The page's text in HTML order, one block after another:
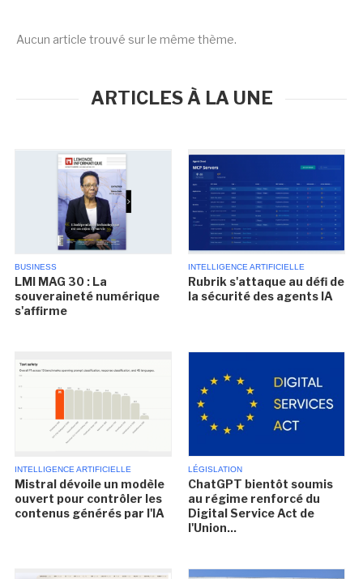
Aucun article trouvé sur le même thème.
ARTICLES À LA UNE
BUSINESS
LMI MAG 30 : La
souveraineté numérique
s'affirme
INTELLIGENCE ARTIFICIELLE
Rubrik s'attaque au défi de
la sécurité des agents IA
INTELLIGENCE ARTIFICIELLE
Mistral dévoile un modèle
ouvert pour contrôler les
contenus générés par l'IA
LÉGISLATION
ChatGPT bientôt soumis
au régime renforcé du
Digital Service Act de
l'Union...